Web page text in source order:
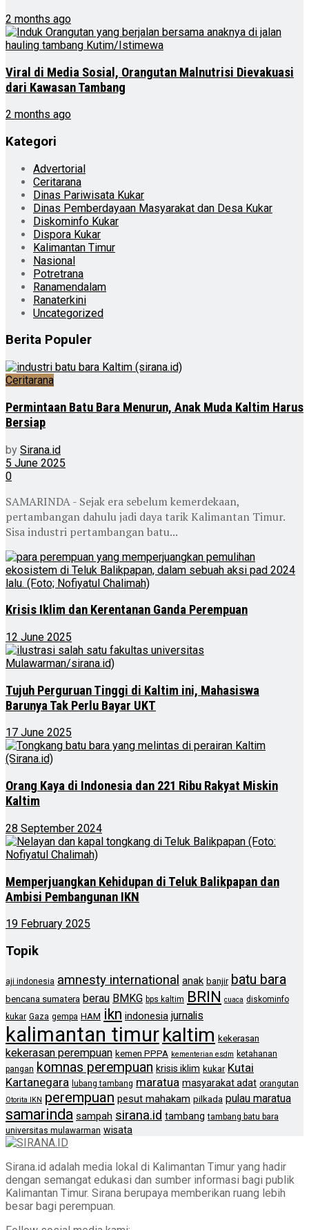
2 months ago
Viral di Media Sosial, Orangutan Malnutrisi Dievakuasi
dari Kawasan Tambang
2 months ago
Kategori
Advertorial
Ceritarana
Dinas Pariwisata Kukar
Dinas Pemberdayaan Masyarakat dan Desa Kukar
Diskominfo Kukar
Dispora Kukar
Kalimantan Timur
Nasional
Potretrana
Ranamendalam
Ranaterkini
Uncategorized
Berita Populer
Ceritarana
Permintaan Batu Bara Menurun, Anak Muda Kaltim Harus
Bersiap
by Sirana.id
5 June 2025
0
SAMARINDA - Sejak era sebelum kemerdekaan,
pertambangan dahulu jadi daya tarik Kalimantan Timur.
Sisa industri pertambangan batu...
Krisis Iklim dan Kerentanan Ganda Perempuan
12 June 2025
Tujuh Perguruan Tinggi di Kaltim ini, Mahasiswa
Barunya Tak Perlu Bayar UKT
17 June 2025
Orang Kaya di Indonesia dan 221 Ribu Rakyat Miskin
Kaltim
28 September 2024
Memperjuangkan Kehidupan di Teluk Balikpapan dan
Ambisi Pembangunan IKN
19 February 2025
Topik
aji indonesia amnesty international anak banjir batu bara
bencana sumatera berau BMKG bps kaltim BRIN cuaca diskominfo
kukar Gaza gempa HAM ikn indonesia jurnalis
kalimantan timurkaltim kekerasan
kekerasan perempuan kemen PPPA kementerian esdm ketahanan
pangan komnas perempuan krisis iklim kukar Kutai
Kartanegara lubang tambang maratua masyarakat adat orangutan
Otorita IKN perempuan pesut mahakam pilkada pulau maratua
samarinda sampah sirana.id tambang tambang batu bara
universitas mulawarman wisata
Sirana.id adalah media lokal di Kalimantan Timur yang hadir
dengan semangat edukasi dan sumber informasi bagi publik
Kalimantan Timur. Sirana berupaya memberikan ruang lebih
besar bagi perempuan.